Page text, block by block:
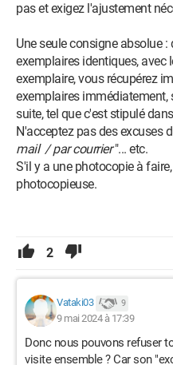
pas et exigez l'ajustement
Une seule consigne absolue
exemplaires identiques, avec
exemplaire, vous récupérez
exemplaires immédiatement,
suite, tel que c'est stipulé
N'acceptez pas des excuses
mail / par courrier"... etc.
S'il y a une photocopie à
photocopieuse.
2
Vataki03 9
9 mai 2024 à 17:39
Donc nous pouvons refuser
visite ensemble ? Car son